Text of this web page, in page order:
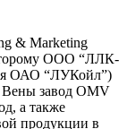
& Marketing
ООО “ЛЛК-
ОАО “ЛУКойл”)
Вены завод OMV
а также
продукции в